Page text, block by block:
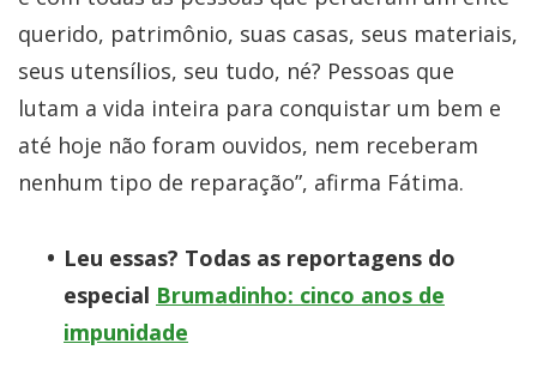
querido, patrimônio, suas casas, seus materiais,
seus utensílios, seu tudo, né? Pessoas que
lutam a vida inteira para conquistar um bem e
até hoje não foram ouvidos, nem receberam
nenhum tipo de reparação”, afirma Fátima.
Leu essas? Todas as reportagens do
especial Brumadinho: cinco anos de
impunidade